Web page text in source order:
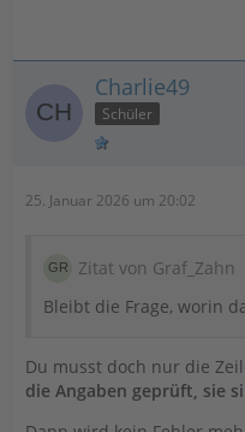
Charlie49
Schüler
25. Januar 2026 um 20:02
Zitat von Graf_Zahn
Bleibt die Frage, worin
Du musst doch nur die
die Angaben geprüft, sie